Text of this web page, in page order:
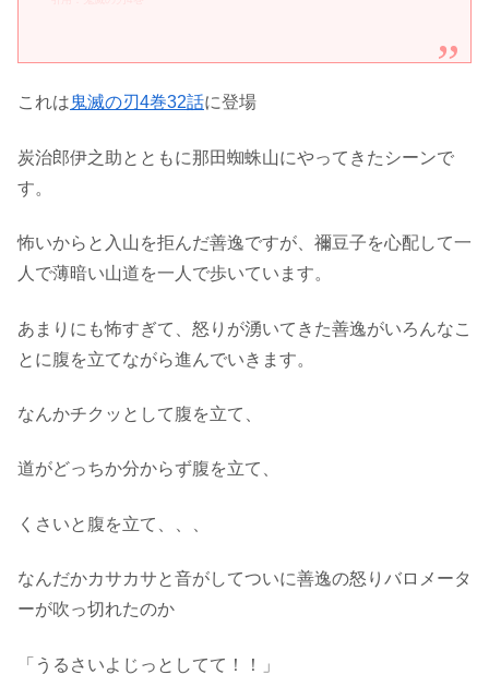
これは鬼滅の刃4巻32話に登場
炭治郎伊之助とともに那田蜘蛛山にやってきたシーンで
す。
怖いからと入山を拒んだ善逸ですが、禰豆子を心配して一
人で薄暗い山道を一人で歩いています。
あまりにも怖すぎて、怒りが湧いてきた善逸がいろんなこ
とに腹を立てながら進んでいきます。
なんかチクッとして腹を立て、
道がどっちか分からず腹を立て、
くさいと腹を立て、、、
なんだかカサカサと音がしてついに善逸の怒りバロメータ
ーが吹っ切れたのか
「うるさいよじっとしてて！！」